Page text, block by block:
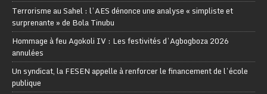
Terrorisme au Sahel : l’AES dénonce une analyse « simpliste et
surprenante » de Bola Tinubu
Hommage à feu Agokoli IV : Les festivités d’Agbogboza 2026
annulées
Un syndicat, la FESEN appelle à renforcer le financement de l’école
publique